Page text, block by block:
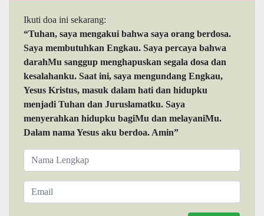
Ikuti doa ini sekarang:
“Tuhan, saya mengakui bahwa saya orang berdosa.
Saya membutuhkan Engkau. Saya percaya bahwa
darahMu sanggup menghapuskan segala dosa dan
kesalahanku. Saat ini, saya mengundang Engkau,
Yesus Kristus, masuk dalam hati dan hidupku
menjadi Tuhan dan Juruslamatku. Saya
menyerahkan hidupku bagiMu dan melayaniMu.
Dalam nama Yesus aku berdoa. Amin”